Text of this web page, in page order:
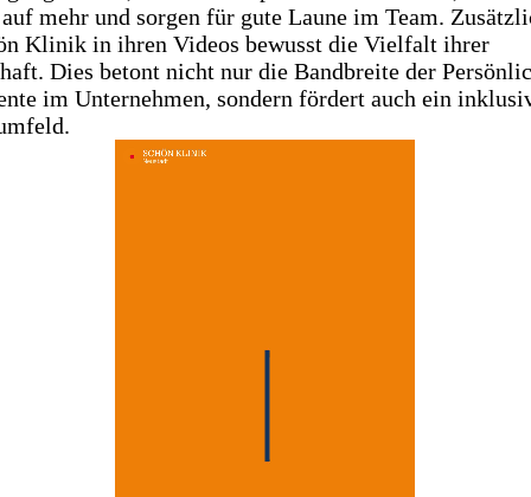
mehr und sorgen für gute Laune im Team.
Klinik in ihren Videos bewusst die Vielfalt ihrer
Dies betont nicht nur die Bandbreite der
im Unternehmen, sondern fördert auch ein